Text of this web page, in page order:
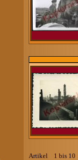
Artikel 1 bis 10